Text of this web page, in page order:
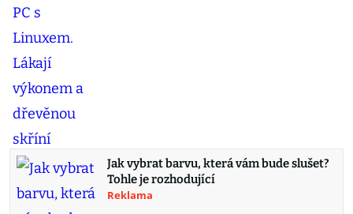
Jak vybrat barvu, která vám bude slušet?
Tohle je rozhodující
Reklama